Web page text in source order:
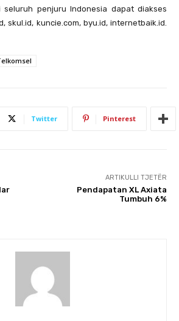
penjuru Indonesia dapat diakses
skul.id, kuncie.com, byu.id, internetbaik.id.
Twitter Pinterest
ARTIKULLI TJETËR
Pendapatan XL Axiata
Tumbuh 6%